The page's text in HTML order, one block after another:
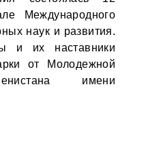
Международного
наук и развития.
и их наставники
от Молодежной
имени